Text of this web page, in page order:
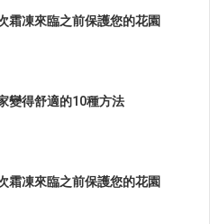
霜凍來臨之前保護您的花園
變得舒適的10種方法
霜凍來臨之前保護您的花園